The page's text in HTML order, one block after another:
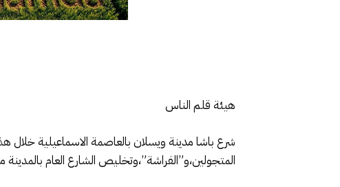
هيئة قلم الناس
شرع باشا مدينة ويسلان بالعاصمة الاسماعيلية خلال
المتجولين،و”الفراشة”،وتخليص الشارع العام